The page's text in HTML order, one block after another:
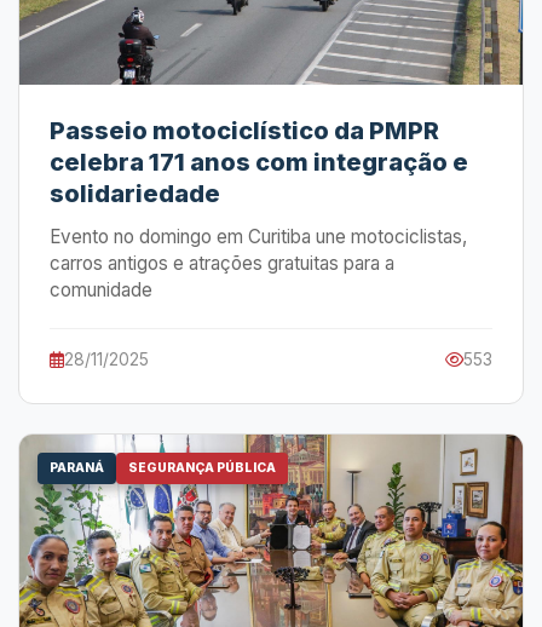
Passeio motociclístico da PMPR
celebra 171 anos com integração e
solidariedade
Evento no domingo em Curitiba une motociclistas,
carros antigos e atrações gratuitas para a
comunidade
28/11/2025 553
PARANÁ SEGURANÇA PÚBLICA